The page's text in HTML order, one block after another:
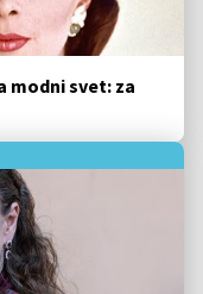
modni svet: za